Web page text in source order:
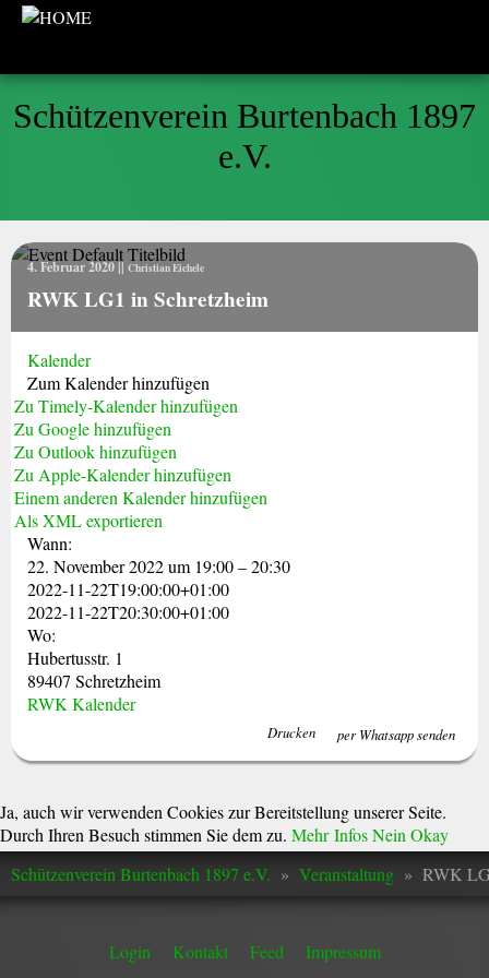
Schützenverein Burtenbach 1897
e.V.
4. Februar 2020|| Christian Eichele
RWK LG1 in Schretzheim
Kalender
Zum Kalender hinzufügen
Zu Timely-Kalender hinzufügen
Zu Google hinzufügen
Zu Outlook hinzufügen
Zu Apple-Kalender hinzufügen
Einem anderen Kalender hinzufügen
Als XML exportieren
Wann:
22. November 2022 um 19:00 – 20:30
2022-11-22T19:00:00+01:00
2022-11-22T20:30:00+01:00
Wo:
Hubertusstr. 1
89407 Schretzheim
RWK Kalender
per Whatsapp senden
Drucken
Schützenverein Burtenbach 1897 e.V. » Veranstaltung » RWK
Login Kontakt Feed Impressum
Ja, auch wir verwenden Cookies zur Bereitstellung unserer Seite.
Durch Ihren Besuch stimmen Sie dem zu. Mehr InfosNein Okay